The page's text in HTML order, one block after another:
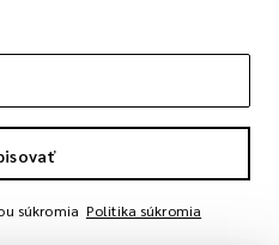
súkromia Politika súkromia